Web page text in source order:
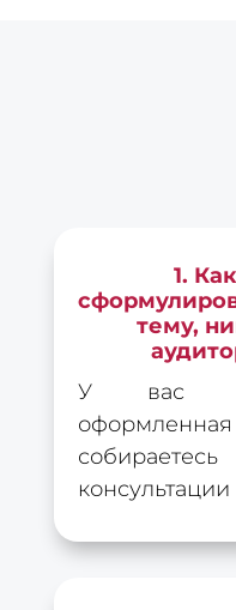
zarabotat-100-000-na-
Оставить
Ваш адрес email
Обязательные
1.
тему,
У вас
оформленная